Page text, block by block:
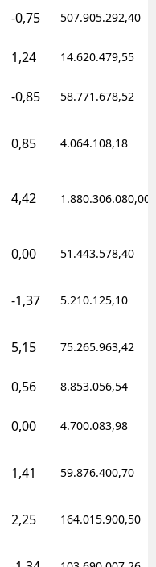
-0,75 507.905.292,40
1,24 14.620.479,55
-0,85 58.771.678,52
0,85 4.064.108,18
4,42 1.880.306.080,00
0,00 51.443.578,40
-1,37 5.210.125,10
5,15 75.265.963,42
0,56 8.853.056,54
0,00 4.700.083,98
1,41 59.876.400,70
2,25 164.015.900,50